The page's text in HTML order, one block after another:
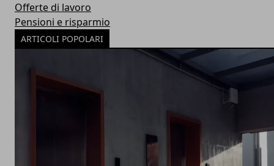
Offerte di lavoro
Pensioni e risparmio
ARTICOLI POPOLARI